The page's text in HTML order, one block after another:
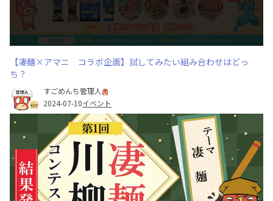
【凄麺×アマニ コラボ企画】試してみたい組み合わせはどっ
ち？
すごめんち管理人
2024-07-10イベント